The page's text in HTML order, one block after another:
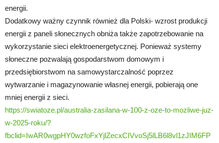
energii.
Dodatkowy ważny czynnik również dla Polski- wzrost produkcji
energii z paneli słonecznych obniża także zapotrzebowanie na
wykorzystanie sieci elektroenergetycznej. Ponieważ systemy
słoneczne pozwalają gospodarstwom domowym i
przedsiębiorstwom na samowystarczalność poprzez
wytwarzanie i magazynowanie własnej energii, pobierają one
mniej energii z sieci.
https://swiatoze.pl/australia-zasilana-w-100-z-oze-to-mozliwe-juz-
w-2025-roku/?
fbclid=IwAR0wgpHY0wzfoFxYjlZecxCIVvoSj5lLB6l8vl1zJIM6FP